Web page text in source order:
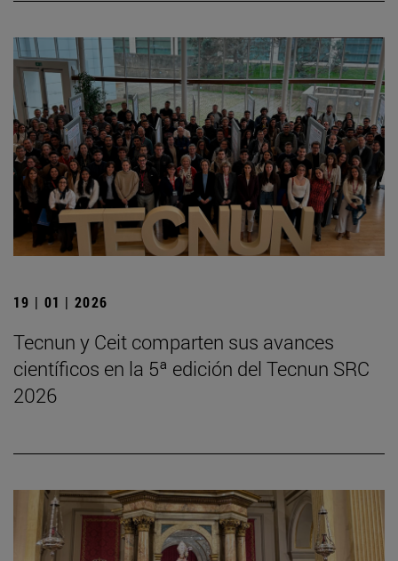
19 | 01 | 2026
Tecnun y Ceit comparten sus avances
científicos en la 5ª edición del Tecnun SRC
2026